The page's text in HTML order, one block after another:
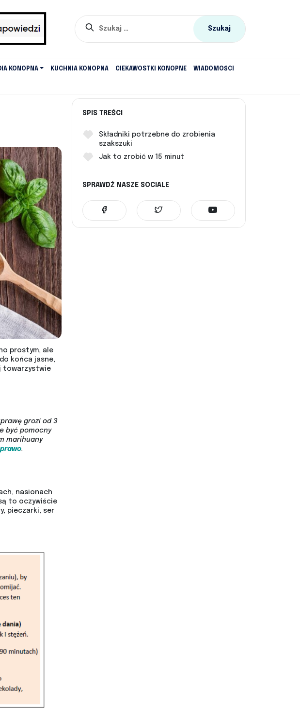
KONOPNA KUCHNIA KONOPNA CIEKAWOSTKI KONOPNE WIADOMOŚCI
prostym, ale
końca jasne,
towarzystwie
grozi od 3
być pomocny
marihuany
prawo.
nasionach
to oczywiście
pieczarki, ser
SPIS TREŚCI
Składniki potrzebne do zrobienia
szakszuki
Jak to zrobić w 15 minut
SPRAWDŹ NASZE SOCIALE